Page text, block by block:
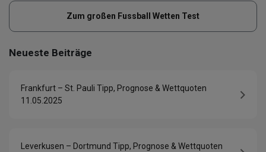
Zum großen Fussball Wetten Test
Neueste Beiträge
Frankfurt – St. Pauli Tipp, Prognose & Wettquoten
11.05.2025
Leverkusen – Dortmund Tipp, Prognose & Wettquoten